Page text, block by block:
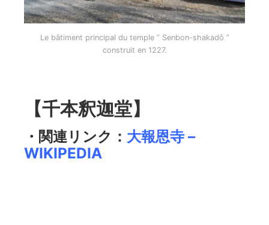
Le bâtiment principal du temple ” Senbon-shakadô ”
construit en 1227.
【千本釈迦堂】
・関連リンク： 大報恩寺 –
WIKIPEDIA